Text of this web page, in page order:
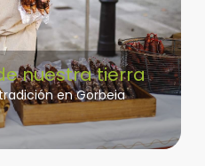
nuestra tierra
en Gorbeia